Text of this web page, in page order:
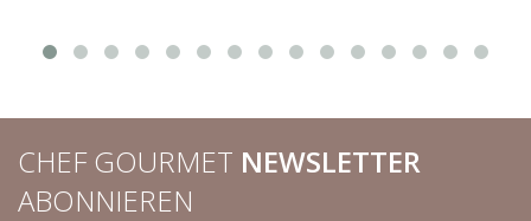
CHEF GOURMET NEWSLETTER
ABONNIEREN